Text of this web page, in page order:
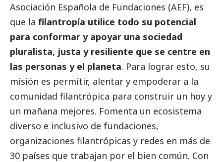
Asociación Española de Fundaciones (AEF), es
que la filantropía utilice todo su potencial
para conformar y apoyar una sociedad
pluralista, justa y resiliente que se centre en
las personas y el planeta. Para lograr esto, su
misión es permitir, alentar y empoderar a la
comunidad filantrópica para construir un hoy y
un mañana mejores. Fomenta un ecosistema
diverso e inclusivo de fundaciones,
organizaciones filantrópicas y redes en más de
30 países que trabajan por el bien común. Con